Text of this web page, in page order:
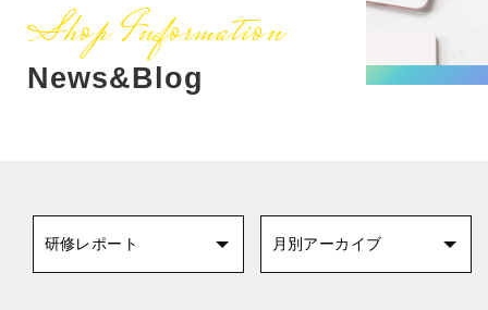
Shop Information
News&Blog